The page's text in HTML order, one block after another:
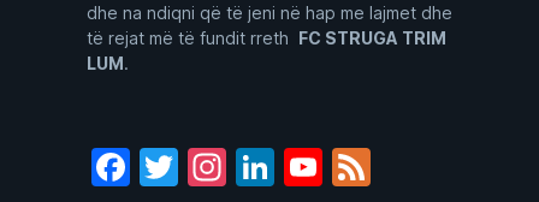
dhe na ndiqni që të jeni në hap me lajmet dhe
të rejat më të fundit rreth FC STRUGA TRIM
LUM.
Facebook
Twitter
Instagram
LinkedIn
YouTube